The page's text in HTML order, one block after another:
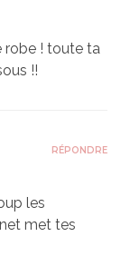
robe ! toute ta
!!
les
met tes
RÉPONDRE